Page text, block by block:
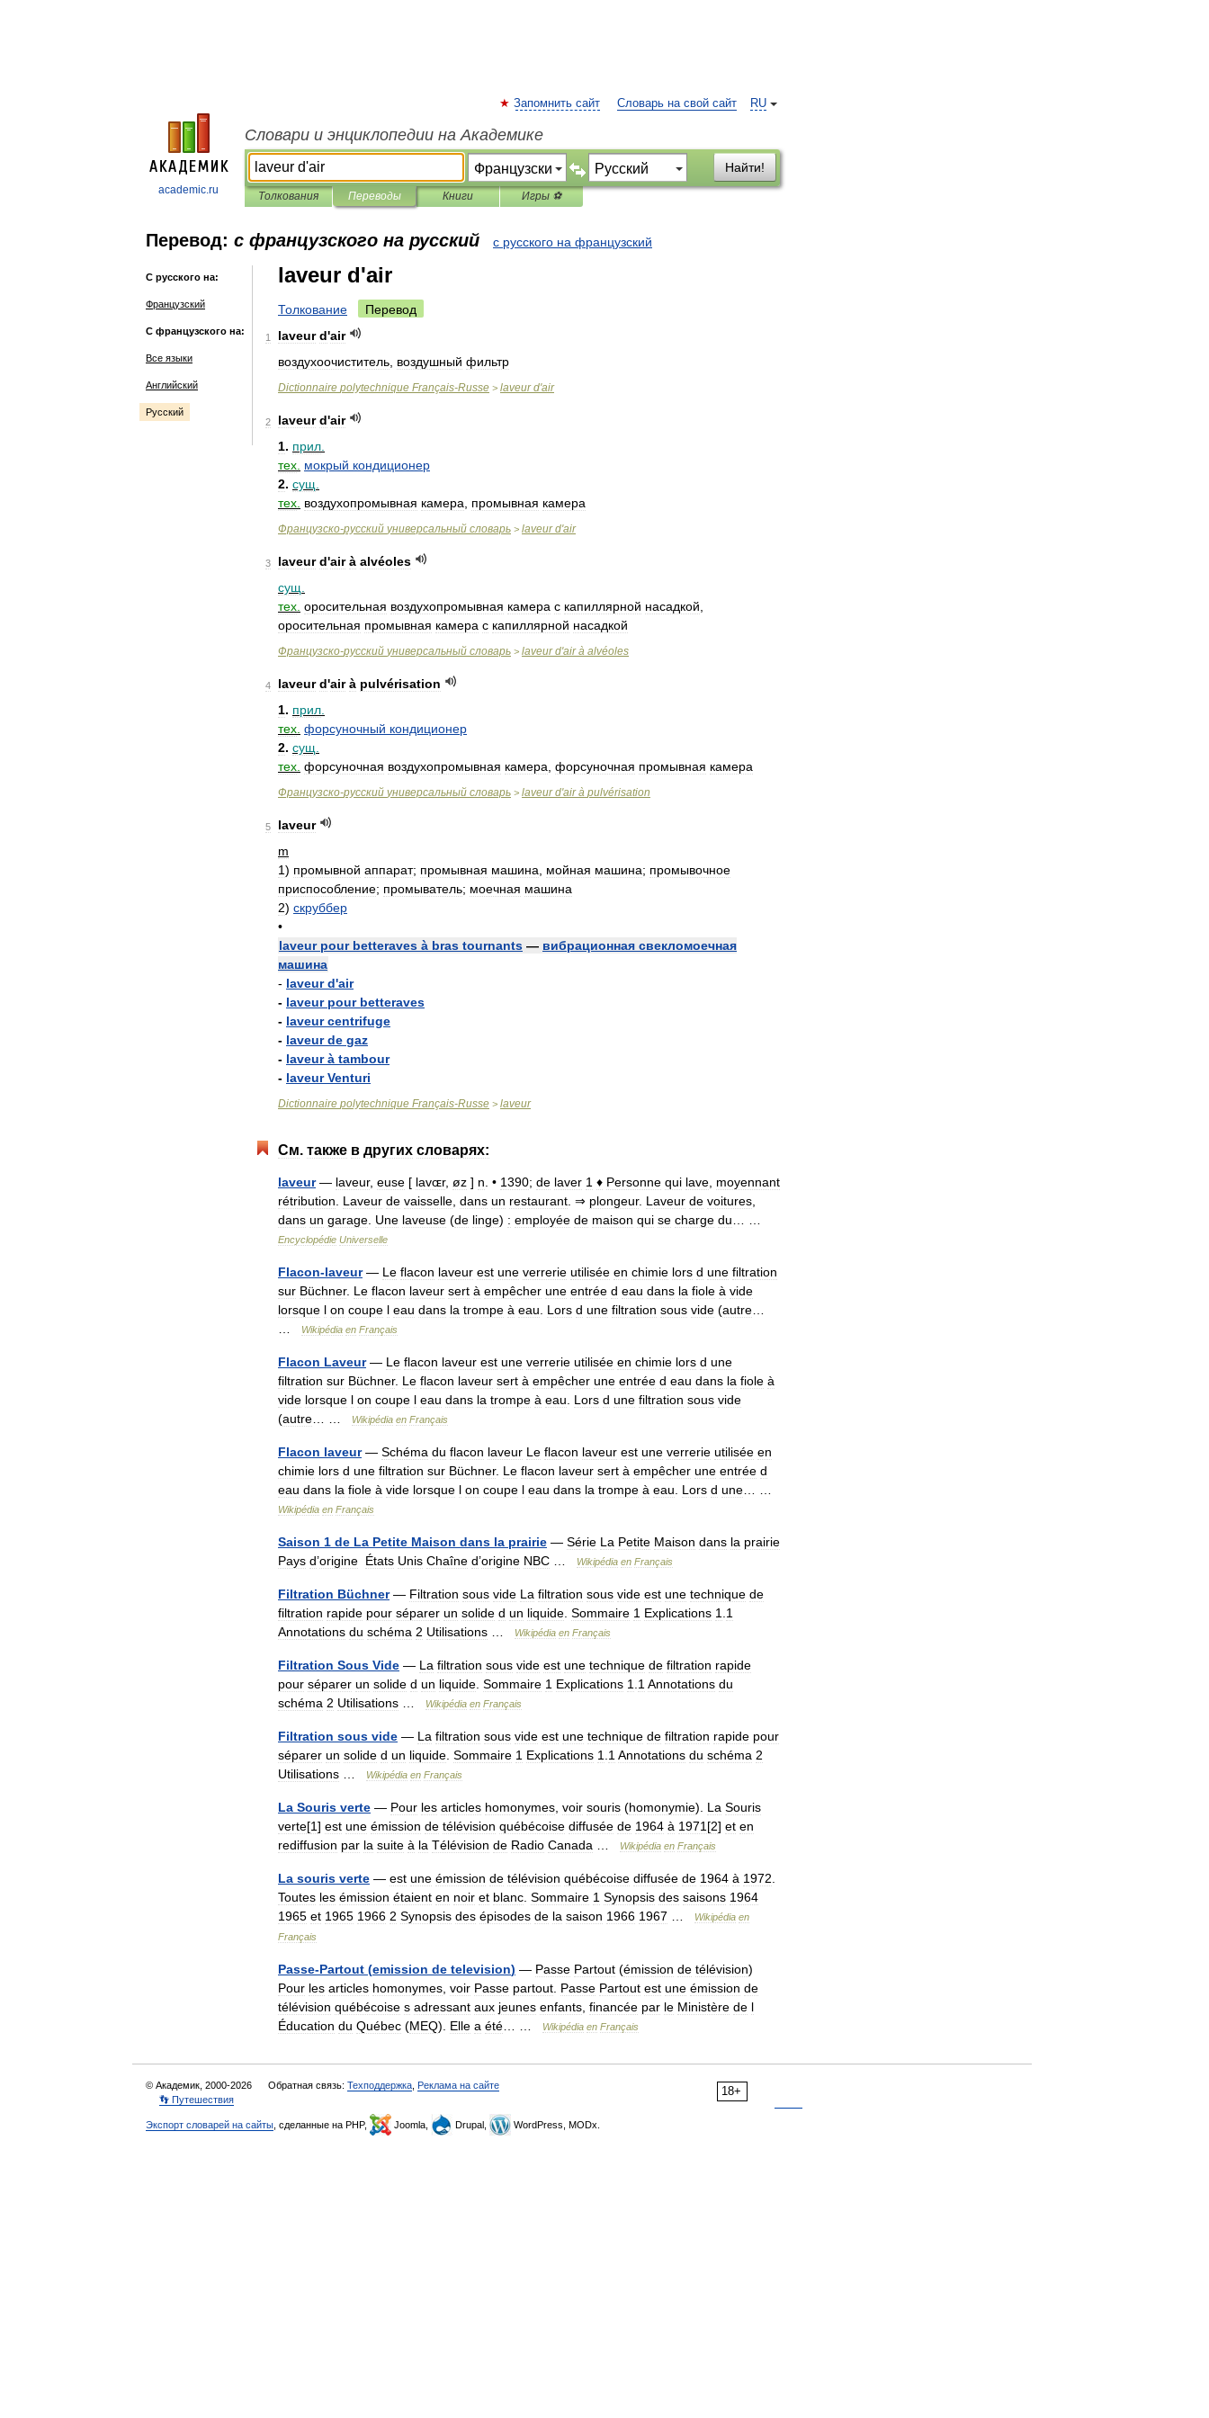
academic.ru
RU
Запомнить сайт Словарь на свой сайт
Словари и энциклопедии на Академике
Найти!
Толкования Переводы Книги Игры ⚽
Перевод: с французского на русский с русского на французский
С русского на:
Французский
С французского на:
Все языки
Английский
Русский
laveur d'air
Толкование Перевод
1 laveur d'air
воздухоочиститель воздушный фильтр
Dictionnaire polytechnique Français-Russe > laveur d'air
2 laveur d'air
1. прил
тех мокрый кондиционер
2. сущ
тех воздухопромывная камера промывная камера
Французско-русский универсальный словарь > laveur d'air
3 laveur d'air à alvéoles
сущ
тех оросительная воздухопромывная камера с капиллярной насадкой
оросительная промывная камера с капиллярной насадкой
Французско-русский универсальный словарь > laveur d'air à alvéoles
4 laveur d'air à pulvérisation
1. прил
тех форсуночный кондиционер
2. сущ
тех форсуночная воздухопромывная камера форсуночная промывная камера
Французско-русский универсальный словарь > laveur d'air à pulvérisation
5
laveur
m
1) промывной аппарат; промывная машина мойная машина; промывочное
приспособление; промыватель; моечная машина
2) скруббер
•
laveur pour betteraves à bras tournants — вибрационная свекломоечная
машина
- laveur d'air
- laveur pour betteraves
- laveur centrifuge
- laveur de gaz
- laveur à tambour
- laveur Venturi
Dictionnaire polytechnique Français-Russe > laveur
См. также в других словарях:
laveur— laveur, euse [ lavɶr, øz ] n . • 1390; de laver 1 ♦ Personne qui lave moyennant
rétribution
Laveur de vaisselle dans un restaurant . ⇒ plongeur. Laveur de voitures
dans un garage Une laveuse (de linge) : employée de maison qui se charge du
Encyclopédie Universelle
Flacon-laveur— Le flacon laveur est une verrerie utilisée en chimie lors d une filtration
sur Büchner. Le flacon laveur sert à empêcher une entrée d eau dans la fiole à vide
lorsque l on coupe l eau dans la trompe à eau Lors d une filtration sous vide (autre
Wikipédia en Français
Flacon Laveur— Le flacon laveur est une verrerie utilisée en chimie lors d une
filtration sur Büchner. Le flacon laveur sert à empêcher une entrée d eau dans la fiole à
vide lorsque l on coupe l eau dans la trompe à eau Lors d une filtration sous vide
(autre Wikipédia en Français
Flacon laveur— Schéma du flacon laveur Le flacon laveur est une verrerie utilisée en
chimie lors d une filtration sur Büchner. Le flacon laveur sert à empêcher une entrée d
eau dans la fiole à vide lorsque l on coupe l eau dans la trompe à eau Lors d une
Wikipédia en Français
Saison 1 de La Petite Maison dans la prairie — Série La Petite Maison dans la prairie
Pays d’origine États Unis Chaîne d’origine NBC Wikipédia en Français
Filtration Büchner— Filtration sous vide La filtration sous vide est une technique de
filtration rapide pour séparer un solide d un liquide Sommaire 1 Explications 1 1
Annotations du schéma 2 Utilisations Wikipédia en Français
Filtration Sous Vide — La filtration sous vide est une technique de filtration rapide
pour séparer un solide d un liquide Sommaire 1 Explications 1 1 Annotations du
schéma 2 Utilisations Wikipédia en Français
Filtration sous vide — La filtration sous vide est une technique de filtration rapide pour
séparer un solide d un liquide Sommaire 1 Explications 1 1 Annotations du schéma 2
Utilisations
Wikipédia en Français
La Souris verte — Pour les articles homonymes voir souris (homonymie). La Souris
verte[1] est une émission de télévision québécoise diffusée de 1964 à 1971 [2] et en
rediffusion par la suite à la Télévision de Radio Canada Wikipédia en Français
La souris verte — est une émission de télévision québécoise diffusée de 1964 à 1972
Toutes les émission étaient en noir et blanc Sommaire 1 Synopsis des saisons 1964
1965 et 1965 1966 2 Synopsis des épisodes de la saison 1966 1967 Wikipédia en
Français
Passe-Partout (emission de television) — Passe Partout (émission de télévision)
Pour les articles homonymes voir Passe partout Passe Partout est une émission de
télévision québécoise s adressant aux jeunes enfants financée par le Ministère de l
Éducation du Québec (MEQ). Elle a été Wikipédia en Français
18+
© Академик, 2000-2026 Обратная связь: Техподдержка Реклама на сайте
👣 Путешествия
Экспорт словарей на сайты , сделанные на PHP, Joomla, Drupal, WordPress, MODx.